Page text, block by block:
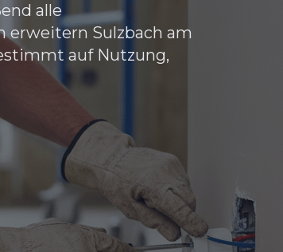
alle
erweitern Sulzbach am
auf Nutzung,